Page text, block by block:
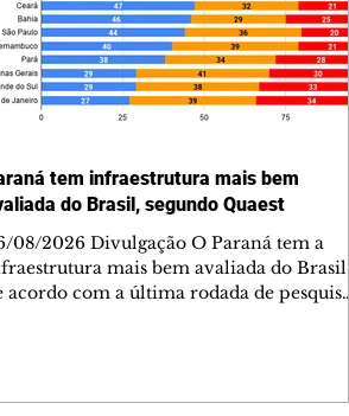
tem infraestrutura mais bem
do Brasil, segundo Quaest
08/2026 Divulgação O Paraná tem a
mais bem avaliada do Brasil,
acordo com a última rodada de pesquisas